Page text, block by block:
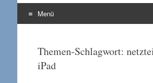
Menü
springenThemen-Schlagwort:
iPad